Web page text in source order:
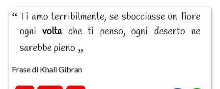
Ti amo terribilmente, se sbocciasse un fiore
ognivoltache ti penso, ogni deserto ne
sarebbe pieno
Frase di Khali Gibran